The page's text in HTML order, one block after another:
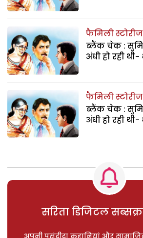
फैमिली स्टोरीज
ब्लैंक चेक :
अंधी हो रही
फैमिली स्टोरीज
ब्लैंक चेक :
अंधी हो रही थी-
सरिता डिजिटल